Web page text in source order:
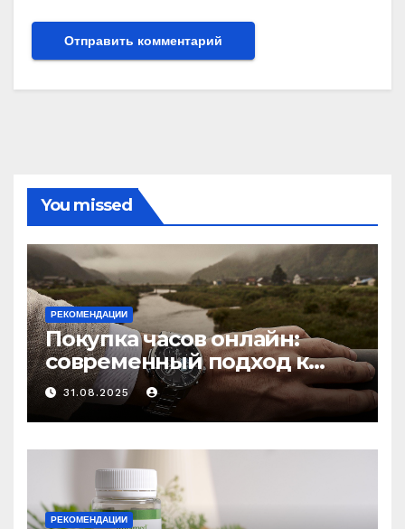
You missed
РЕКОМЕНДАЦИИ
Покупка часов онлайн:
современный подход к
выбору аксессуаров
31.08.2025
РЕКОМЕНДАЦИИ